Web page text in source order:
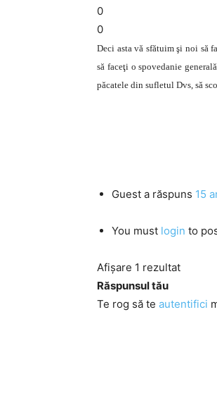
0
0
Deci asta vă sfătuim şi noi să
să faceţi o spovedanie
păcatele din sufletul Dvs, să
Guest a răspuns 15
You must login to
Afișare 1 rezultat
Răspunsul tău
Te rog să te autentifici